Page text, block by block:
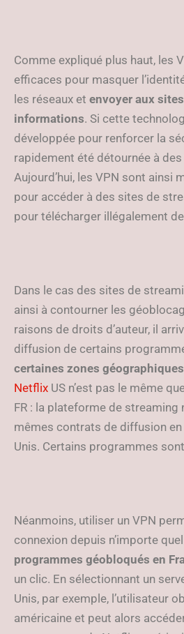
Comme expliqué plus haut, les
efficaces pour masquer
les réseaux et envoyer aux
informations. Si cette
développée pour renforcer la
rapidement été détournée à
Aujourd’hui, les VPN sont ainsi
pour accéder à des sites de
pour télécharger illégalement
Dans le cas des sites de
ainsi à contourner les
raisons de droits d’auteur, il
diffusion de certains
certaines zones géographiques
Netflix US n’est pas le même
FR : la plateforme de streaming
mêmes contrats de diffusion en
Unis. Certains programmes
Néanmoins, utiliser un VPN
connexion depuis n’importe
programmes géobloqués en
un clic. En sélectionnant un
Unis, par exemple, l’utilisateur
américaine et peut alors